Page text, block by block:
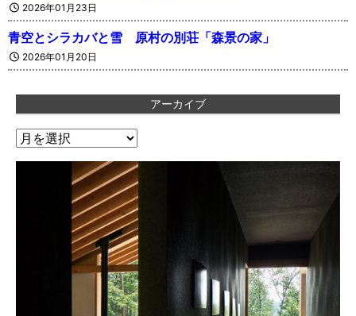
2026年01月23日
青空とシラカバと雪 原村の別荘「森景の家」
2026年01月20日
アーカイブ
ア